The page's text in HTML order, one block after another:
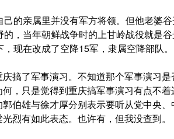
的亲属里并没有军方将领。但他老婆
，当年朝鲜战争时的上甘岭战役就是
现在改成了空降15军，隶属空降部队。
搞了军事演习。不知道那个军事演习
，只是觉得到重庆搞军事演习有点不
伯雄与徐才厚分别表示要听从党中央
烈有如此表态。也许有，但我没查到。